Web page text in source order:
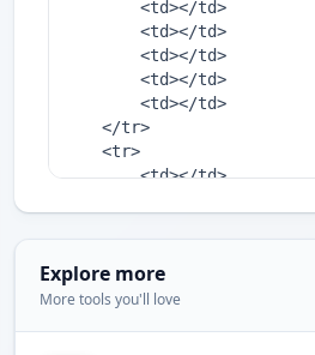
Explore more
More tools you'll love